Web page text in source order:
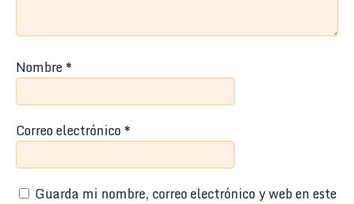
Nombre*
Correo electrónico*
Guarda mi nombre, correo electrónico y web en este